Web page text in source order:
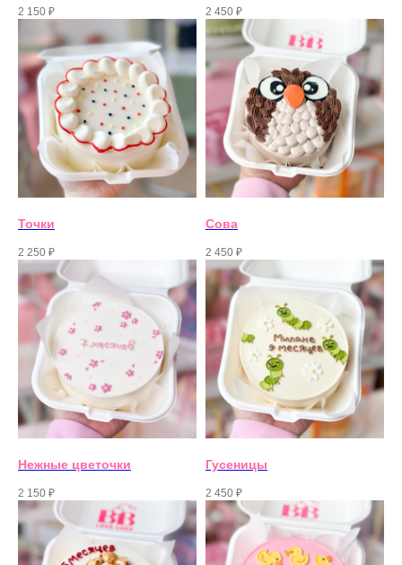
2 150 ₽ 2 450 ₽
Точки
2 250 ₽
Сова
2 450 ₽
Нежные цветочки
2 150 ₽
Гусеницы
2 450 ₽